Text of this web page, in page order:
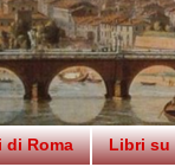
di Roma Libri su